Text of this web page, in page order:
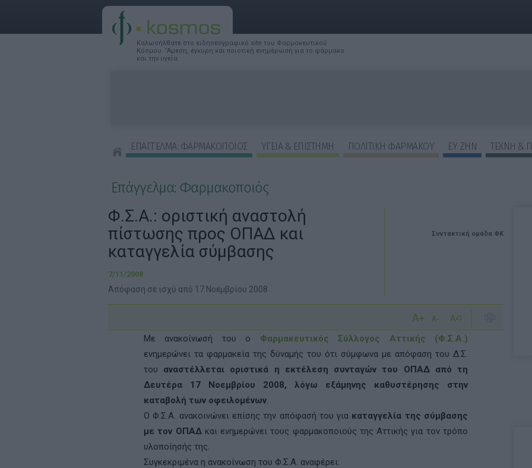
Καλωσήλθατε στο ειδησεογραφικό site του Φαρμακευτικού
Κόσμου. 'Αμεση, έγκυρη και ποιοτική ενημέρωση για το φάρμακο
και την υγεία.
ΕΠΑΓΓΕΛΜΑ: ΦΑΡΜΑΚΟΠΟΙΟΣ ΥΓΕΙΑ & ΕΠΙΣΤΗΜΗ ΠΟΛΙΤΙΚΗ ΦΑΡΜΑΚΟΥ ΕΥ ΖΗΝ
ΤΕΧΝΗ &
Επάγγελμα: Φαρμακοποιός
Συντακτική ομάδα ΦΚ
Φ.Σ.Α.: οριστική αναστολή
πίστωσης προς ΟΠΑΔ και
καταγγελία σύμβασης
7/11/2008
Απόφαση σε ισχύ από 17 Νοεμβρίου 2008
Με ανακοίνωσή του ο Φαρμακευτικός Σύλλογος Αττικής (Φ.Σ.Α.)
ενημερώνει τα φαρμακεία της δύναμής του ότι σύμφωνα με απόφαση του Δ.Σ.
του αναστέλλεται οριστικά η εκτέλεση συνταγών του ΟΠΑΔ από τη
Δευτέρα 17 Νοεμβρίου 2008, λόγω εξάμηνης καθυστέρησης στην
καταβολή των οφειλομένων.
Ο Φ.Σ.Α. ανακοινώνει επίσης την απόφασή του για καταγγελία της σύμβασης
με τον ΟΠΑΔκαι ενημερώνει τους φαρμακοποιούς της Αττικής για τον τρόπο
υλοποίησής της.
Συγκεκριμένα η ανακοίνωση του Φ.Σ.Α. αναφέρει: